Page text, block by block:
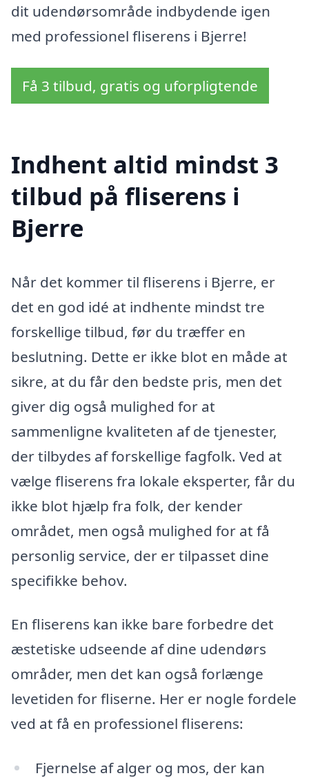
dit udendørsområde indbydende igen
med professionel fliserens i Bjerre!
Få 3 tilbud, gratis og uforpligtende
Indhent altid mindst 3
tilbud på fliserens i
Bjerre
Når det kommer til fliserens i Bjerre, er
det en god idé at indhente mindst tre
forskellige tilbud, før du træffer en
beslutning. Dette er ikke blot en måde at
sikre, at du får den bedste pris, men det
giver dig også mulighed for at
sammenligne kvaliteten af de tjenester,
der tilbydes af forskellige fagfolk. Ved at
vælge fliserens fra lokale eksperter, får du
ikke blot hjælp fra folk, der kender
området, men også mulighed for at få
personlig service, der er tilpasset dine
specifikke behov.
En fliserens kan ikke bare forbedre det
æstetiske udseende af dine udendørs
områder, men det kan også forlænge
levetiden for fliserne. Her er nogle fordele
ved at få en professionel fliserens:
Fjernelse af alger og mos, der kan